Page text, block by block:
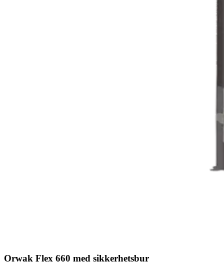
Orwak Flex 660 med sikkerhetsbur